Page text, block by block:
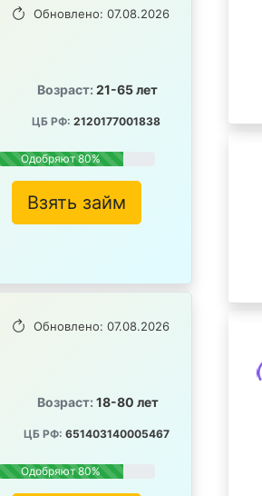
Обновлено: 07.08.2026
Возраст: 21-65 лет
ЦБ РФ: 2120177001838
Одобряют 80%
Взять займ
Обновлено: 07.08.2026
Возраст: 18-80 лет
ЦБ РФ: 651403140005467
Одобряют 80%